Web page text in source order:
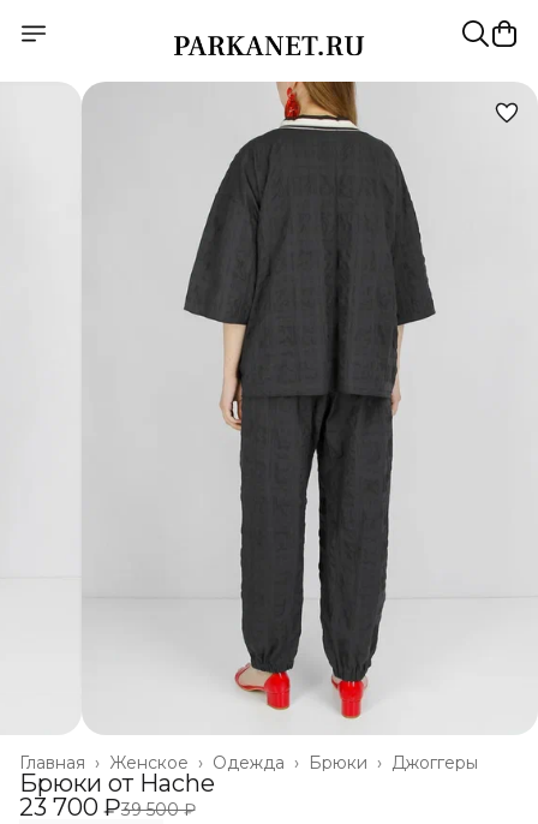
Джоггеры
Брюки ›
Одежда ›
Женское ›
Главная ›
Брюки от Hache
23 700 ₽39 500 ₽